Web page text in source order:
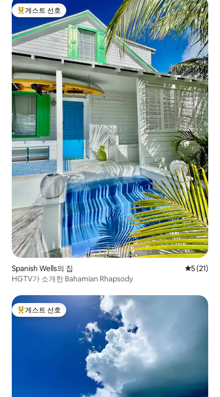
상위 게스트 선호
게스트 선호
Spanish Wells의 집 평점 5점
5 (21)
HGTV가 소개한 Bahamian Rhapsody
상위 게스트 선호
게스트 선호